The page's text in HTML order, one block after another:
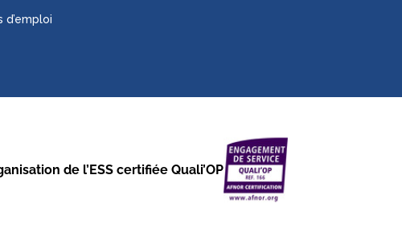
d’emploi
de l’ESS certifiée Quali’OP